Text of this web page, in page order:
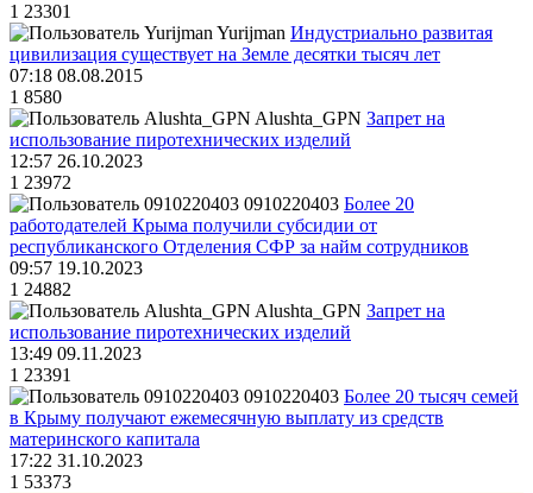
1 23301
Yurijman Индустриально развитая
цивилизация существует на Земле десятки тысяч лет
07:18 08.08.2015
1 8580
Alushta_GPN Запрет на
использование пиротехнических изделий
12:57 26.10.2023
1 23972
0910220403 Более 20
работодателей Крыма получили субсидии от
республиканского Отделения СФР за найм сотрудников
09:57 19.10.2023
1 24882
Alushta_GPN Запрет на
использование пиротехнических изделий
13:49 09.11.2023
1 23391
0910220403 Более 20 тысяч семей
в Крыму получают ежемесячную выплату из средств
материнского капитала
17:22 31.10.2023
1 53373